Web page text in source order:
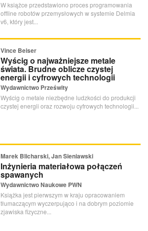
W książce przedstawiono proces programowania
offline robotów przemysłowych w systemie Delmia
v6, który jest...
Vince Beiser
Wyścig o najważniejsze metale
świata. Brudne oblicze czystej
energii i cyfrowych technologii
Wydawnictwo Prześwity
Wyścig o metale niezbędne ludzkości do produkcji
czystej energii oraz rozwoju cyfrowych technologii...
Marek Blicharski, Jan Sieniawski
Inżynieria materiałowa połączeń
spawanych
Wydawnictwo Naukowe PWN
Książka jest pierwszym w kraju opracowaniem
tłumaczącym wyczerpująco i na dobrym poziomie
zjawiska fizyczne...